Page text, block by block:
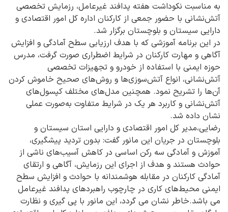
به مناسبت نکوداشت هفته پدافند غیرعامل، رزمایش تخصصی
آتش‌نشانی با حضور جمعی از کارکنان اداره کل امور اقتصادی و
دارایی سیستان و بلوچستان برگزار شد.
در این برنامه آموزشی که با هدف ارزیابی سطح آمادگی و افزایش
آگاهی و مهارت کارکنان در شرایط اضطراری صورت گرفت، مدرس
حوزه ایمنی با استفاده از خودرو و تجهیزات تخصصی
آتش‌نشانی، انواع آتش‌سوزی‌ها و روش‌های صحیح خاموش کردن
آن‌ها را تشریح نمود. همچنین مدل‌های مختلف کپسول‌های
آتش‌نشانی و کاربرد هر یک در شرایط متفاوت به‌صورت عملی
نشان داده شد.
رضایی،مدیر کل امور اقتصادی و دارایی استان سیستان و
بلوچستان در جریان این مانور گفت: بدون تردید پیشگیری،
آموزش و آمادگی سه رکن اساسی در کاهش آسیب‌های ناشی از
حوادث هستند و هدف از اجرای این رزمایش، آگاهی و ارتقای
آمادگی کارکنان در مقابله هوشمندانه با حوادث و افزایش سطح
ایمنی محیط‌های کاری در چارچوب راهبردهای پدافند غیرعامل
می باشد.خاطر نشان می گردد، این مانور با پی گیری و نظارت